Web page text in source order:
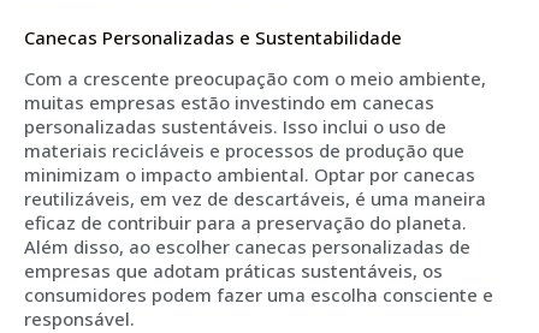
Canecas Personalizadas e Sustentabilidade
Com a crescente preocupação com o meio ambiente,
muitas empresas estão investindo em canecas
personalizadas sustentáveis. Isso inclui o uso de
materiais recicláveis e processos de produção que
minimizam o impacto ambiental. Optar por canecas
reutilizáveis, em vez de descartáveis, é uma maneira
eficaz de contribuir para a preservação do planeta.
Além disso, ao escolher canecas personalizadas de
empresas que adotam práticas sustentáveis, os
consumidores podem fazer uma escolha consciente e
responsável.